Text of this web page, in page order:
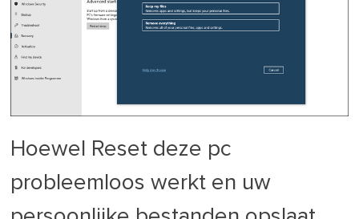
Hoewel Reset deze pc
probleemloos werkt en uw